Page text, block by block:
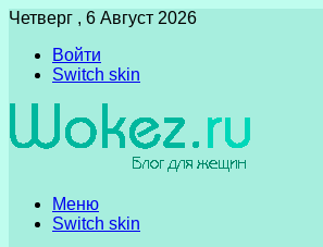
Четверг , 6 Август 2026
Войти
Switch skin
Меню
Switch skin